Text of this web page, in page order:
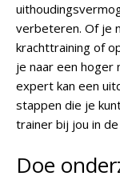
verbeteren. Of je
krachttraining of
je naar een hoger
expert kan een
stappen die je
trainer bij jou in
Doe